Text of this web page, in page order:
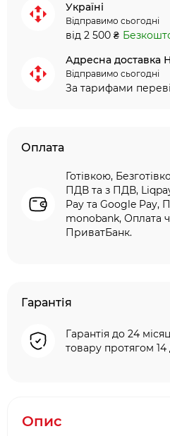
Україні
Відправимо сьогодні
від 2 500 ₴
Адресна доставка
Відправимо сьогодні
За тарифами
Оплата
Готівкою,
ПДВ та з ПДВ,
Pay та Google Pay,
monobank, Оплата
ПриватБанк.
Гарантія
Гарантія до 24
товару протягом 14
Опис